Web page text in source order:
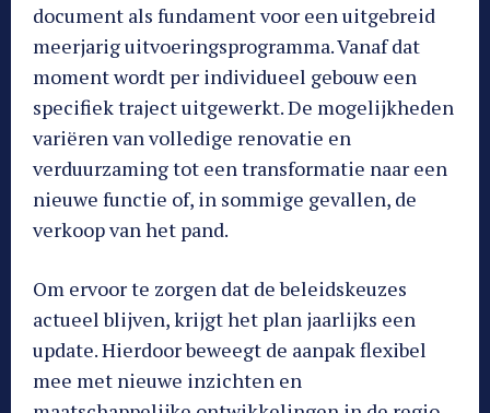
document als fundament voor een uitgebreid
meerjarig uitvoeringsprogramma. Vanaf dat
moment wordt per individueel gebouw een
specifiek traject uitgewerkt. De mogelijkheden
variëren van volledige renovatie en
verduurzaming tot een transformatie naar een
nieuwe functie of, in sommige gevallen, de
verkoop van het pand.
Om ervoor te zorgen dat de beleidskeuzes
actueel blijven, krijgt het plan jaarlijks een
update. Hierdoor beweegt de aanpak flexibel
mee met nieuwe inzichten en